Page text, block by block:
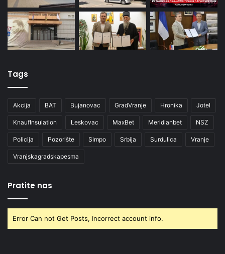
Tags
Akcija BAT Bujanovac GradVranje Hronika Jotel
KnaufInsulation Leskovac MaxBet Meridianbet NSZ
Policija Pozorište Simpo Srbija Surdulica Vranje
Vranjskagradskapesma
Pratite nas
Error Can not Get Posts, Incorrect account info.